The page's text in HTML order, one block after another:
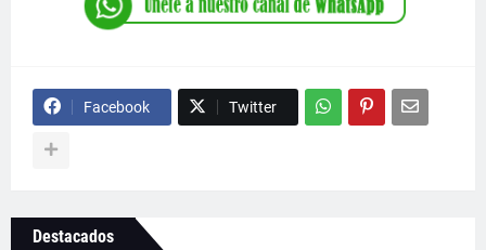
Facebook Twitter
Destacados